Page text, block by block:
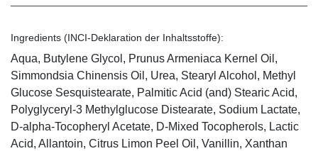
Ingredients (INCI-Deklaration der Inhaltsstoffe):
Aqua, Butylene Glycol, Prunus Armeniaca Kernel Oil,
Simmondsia Chinensis Oil, Urea, Stearyl Alcohol, Methyl
Glucose Sesquistearate, Palmitic Acid (and) Stearic Acid,
Polyglyceryl-3 Methylglucose Distearate, Sodium Lactate,
D-alpha-Tocopheryl Acetate, D-Mixed Tocopherols, Lactic
Acid, Allantoin, Citrus Limon Peel Oil, Vanillin, Xanthan